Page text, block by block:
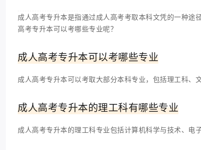
成人高考专升本是指通过成人高考考取本科文凭的一种
高考专升本可以考哪些专业呢？
成人高考专升本可以考哪些专业
成人高考专升本可以考取大部分本科专业，包括理工科、
成人高考专升本的理工科有哪些专业
成人高考专升本的理工科专业包括计算机科学与技术、电